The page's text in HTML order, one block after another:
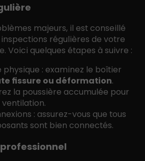
majeurs, il est conseillé
régulières de votre
Voici quelques étapes à suivre :
: examinez le boîtier
fissure ou déformation.
la poussière accumulée pour
: assurez-vous que tous
sont bien connectés.